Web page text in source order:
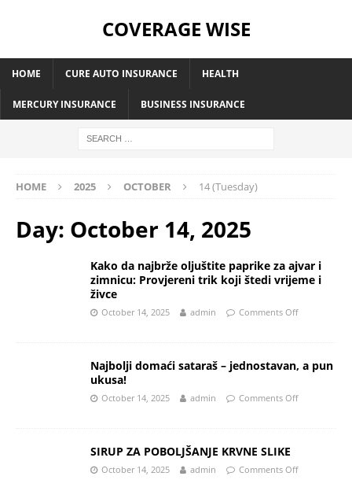
COVERAGE WISE
HOME CURE AUTO INSURANCE HEALTH
MERCURY INSURANCE BUSINESS INSURANCE
HOME 2025 OCTOBER 14 (Tuesday)
Day: October 14, 2025
Kako da najbrže oljuštite paprike za ajvar i
zimnicu: Provjereni trik koji štedi vrijeme i
živce
October 14, 2025 admin Comments Off
Najbolji domaći sataraš – jednostavan, a pun
ukusa!
October 14, 2025 admin Comments Off
SIRUP ZA POBOLJŠANJE KRVNE SLIKE
October 14, 2025 admin Comments Off